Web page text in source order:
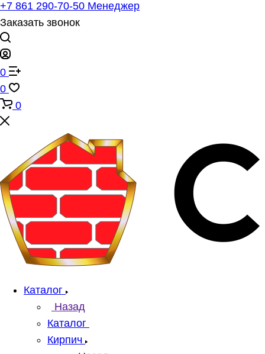
+7 861 290-70-50 Менеджер
Заказать звонок
0
0
0
Каталог
Назад
Каталог
Кирпич